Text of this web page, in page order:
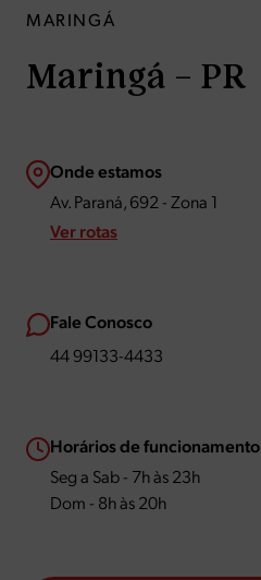
MARINGÁ
Maringá – PR
Onde estamos
Av. Paraná, 692 - Zona 1
Ver rotas
Fale Conosco
44 99133-4433
Horários de funcionamento
Seg a Sab - 7h às 23h
Dom - 8h às 20h